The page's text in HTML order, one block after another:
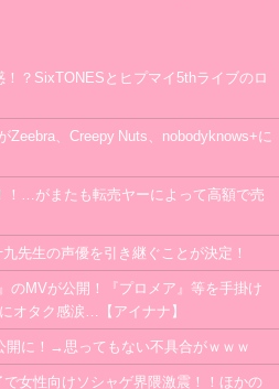
！？SixTONESとヒプマイ5thライブのロ
Zeebra、Creepy Nuts、nobodyknows+に
！…がまたも転売ヤーによって高額で売
先生の声優を引き継ぐことが決定！
のMVが公開！『プロメア』等を手掛け
オタク感涙…【アイナナ】
開に！→思ってもない不具合がｗｗｗ
女性向けソシャゲ界隈激震！！ほかの